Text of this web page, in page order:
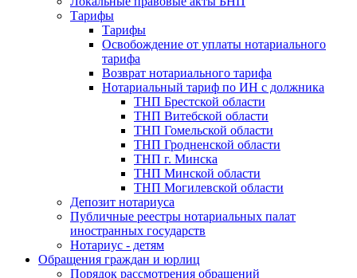
Тарифы
Тарифы
Освобождение от уплаты нотариального
тарифа
Возврат нотариального тарифа
Нотариальный тариф по ИН с должника
ТНП Брестской области
ТНП Витебской области
ТНП Гомельской области
ТНП Гродненской области
ТНП г. Минска
ТНП Минской области
ТНП Могилевской области
Депозит нотариуса
Публичные реестры нотариальных палат
иностранных государств
Нотариус - детям
Обращения граждан и юрлиц
Порядок рассмотрения обращений